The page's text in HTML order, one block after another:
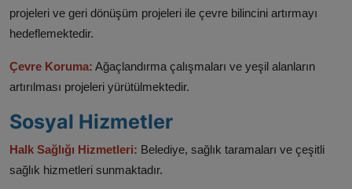
projeleri ve geri dönüşüm projeleri ile çevre bilincini artırmayı
hedeflemektedir.​
Çevre Koruma: Ağaçlandırma çalışmaları ve yeşil alanların
artırılması projeleri yürütülmektedir.​
Sosyal Hizmetler
Halk Sağlığı Hizmetleri: Belediye, sağlık taramaları ve çeşitli
sağlık hizmetleri sunmaktadır.​